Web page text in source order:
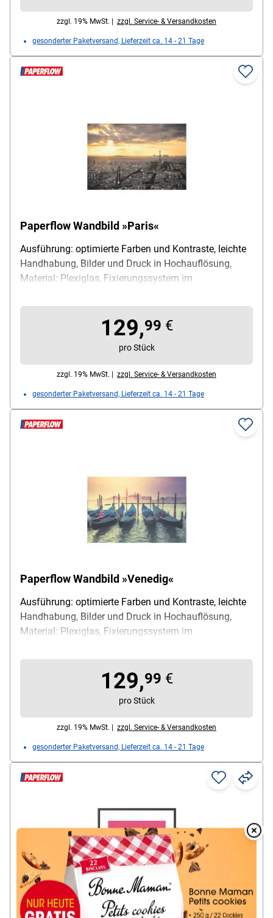
Overlay
zzgl. 19% MwSt. | zzgl. Service- & Versandkosten
gesonderter Paketversand, Lieferzeit ca. 14 - 21 Tage
Paperflow Wandbild »Paris«
Ausführung: optimierte Farben und Kontraste, leichte
Handhabung, Bilder und Druck in Hochauflösung,
Material: Plexiglas, Fixierungssystem im
129,99 €
pro Stück
zzgl. 19% MwSt. | zzgl. Service- & Versandkosten
gesonderter Paketversand, Lieferzeit ca. 14 - 21 Tage
Paperflow Wandbild »Venedig«
Ausführung: optimierte Farben und Kontraste, leichte
Handhabung, Bilder und Druck in Hochauflösung,
Material: Plexiglas, Fixierungssystem im
129,99 €
pro Stück
zzgl. 19% MwSt. | zzgl. Service- & Versandkosten
gesonderter Paketversand, Lieferzeit ca. 14 - 21 Tage